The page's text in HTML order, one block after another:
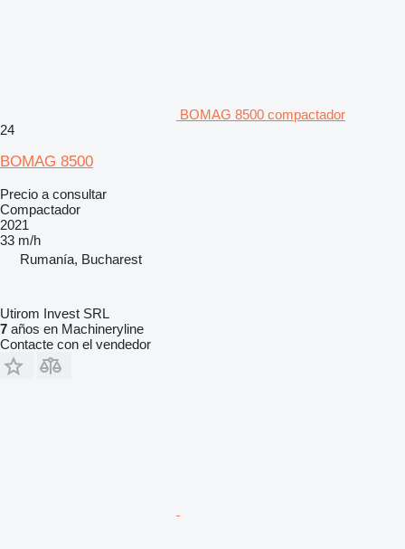
BOMAG 8500 compactador
24
BOMAG 8500
Precio a consultar
Compactador
2021
33 m/h
Rumanía, Bucharest
Utirom Invest SRL
7 años en Machineryline
Contacte con el vendedor